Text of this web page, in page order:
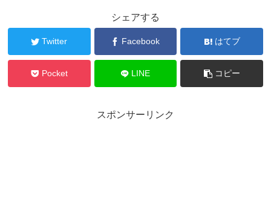
シェアする
Twitter Facebook はてブ
Pocket LINE コピー
スポンサーリンク